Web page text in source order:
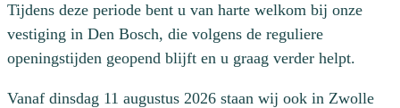
Tijdens deze periode bent u van harte welkom bij onze
vestiging in Den Bosch, die volgens de reguliere
openingstijden geopend blijft en u graag verder helpt.
Vanaf dinsdag 11 augustus 2026 staan wij ook in Zwolle